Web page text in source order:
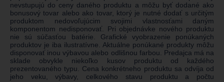
nevstupujú do ceny daného produktu a môžu byť dodané ako
bonusový tovar alebo ako tovar, ktorý je nutné dodať s určitým
produktom nedovoľujúcim svojimi vlastnosťami daným
komponentom nedisponovať. Pri objednávke nového produktu
nie sú súčasťou batérie. Grafické vyobrazenie ponúkaných
produktov je iba ilustratívne. Aktuálne ponúkané produkty môžu
disponovať inou výbavou alebo odlišnou farbou. Predajca má na
sklade obvykle niekoľko kusov produktu od každého
prezentovaného typu. Cena konkrétneho produktu sa odvíja od
jeho veku, výbavy, celkového stavu produktu a počtu